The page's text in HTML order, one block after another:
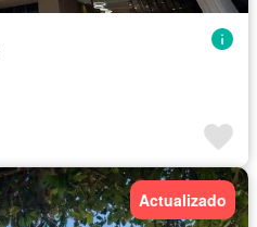
Actualizado